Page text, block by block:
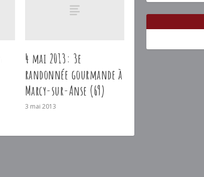
4 mai 2013: 3e
randonnée gourmande à
Marcy-sur-Anse (69)
3 mai 2013